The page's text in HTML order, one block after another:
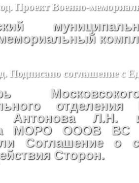
Проект Военно-
Подписано соглашение с
Антонова Л.Н.
МОРО ОООВ ВС
Соглашение о
Сторон.